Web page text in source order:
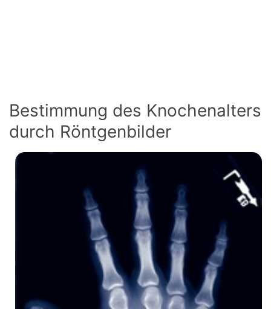
Bestimmung des Knochenalters
durch Röntgenbilder